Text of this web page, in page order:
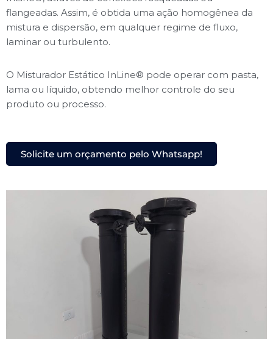
flangeadas. Assim, é obtida uma ação homogênea da
mistura e dispersão, em qualquer regime de fluxo,
laminar ou turbulento.
O Misturador Estático InLine® pode operar com pasta,
lama ou líquido, obtendo melhor controle do seu
produto ou processo.
Solicite um orçamento pelo Whatsapp!